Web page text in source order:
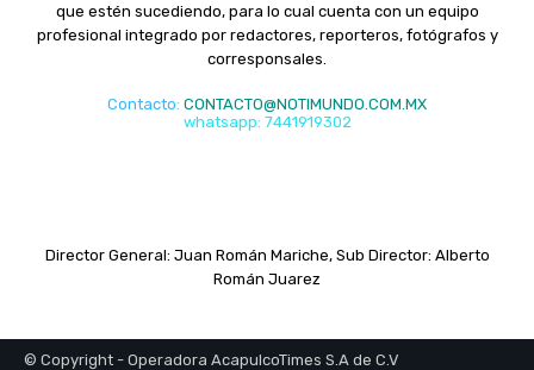
que estén sucediendo, para lo cual cuenta con un equipo
profesional integrado por redactores, reporteros, fotógrafos y
corresponsales.
Contacto: CONTACTO@NOTIMUNDO.COM.MX
whatsapp: 7441919302
Director General: Juan Román Mariche, Sub Director: Alberto
Román Juarez
© Copyright - Operadora AcapulcoTimes S.A de C.V